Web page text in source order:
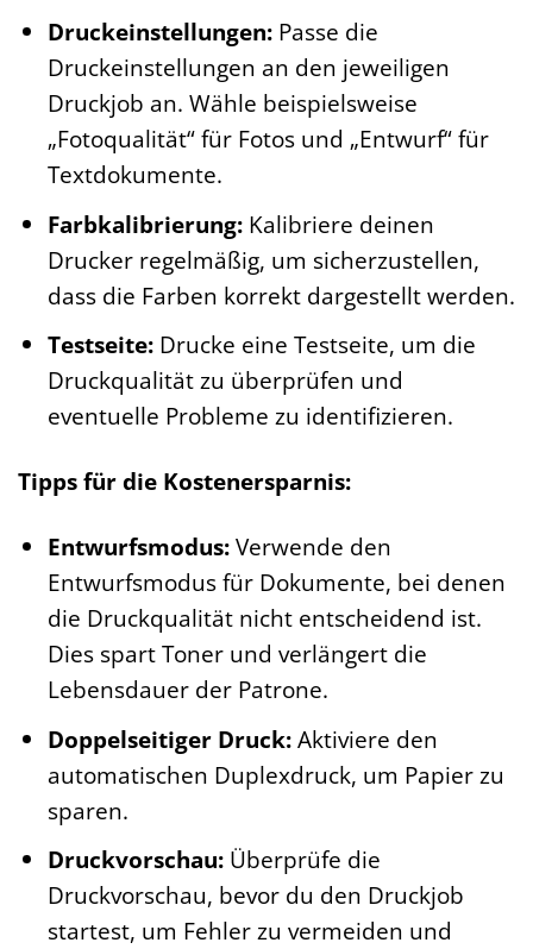
Druckeinstellungen:Passe die
Druckeinstellungen an den jeweiligen
Druckjob an. Wähle beispielsweise
„Fotoqualität“ für Fotos und „Entwurf“ für
Textdokumente.
Farbkalibrierung:Kalibriere deinen
Drucker regelmäßig, um sicherzustellen,
dass die Farben korrekt dargestellt werden.
Testseite:Drucke eine Testseite, um die
Druckqualität zu überprüfen und
eventuelle Probleme zu identifizieren.
Tipps für die Kostenersparnis:
Entwurfsmodus:Verwende den
Entwurfsmodus für Dokumente, bei denen
die Druckqualität nicht entscheidend ist.
Dies spart Toner und verlängert die
Lebensdauer der Patrone.
Doppelseitiger Druck:Aktiviere den
automatischen Duplexdruck, um Papier zu
sparen.
Druckvorschau:Überprüfe die
Druckvorschau, bevor du den Druckjob
startest, um Fehler zu vermeiden und